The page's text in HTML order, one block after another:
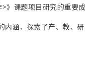
》课题项目研究的重要
内涵，探索了产、教、